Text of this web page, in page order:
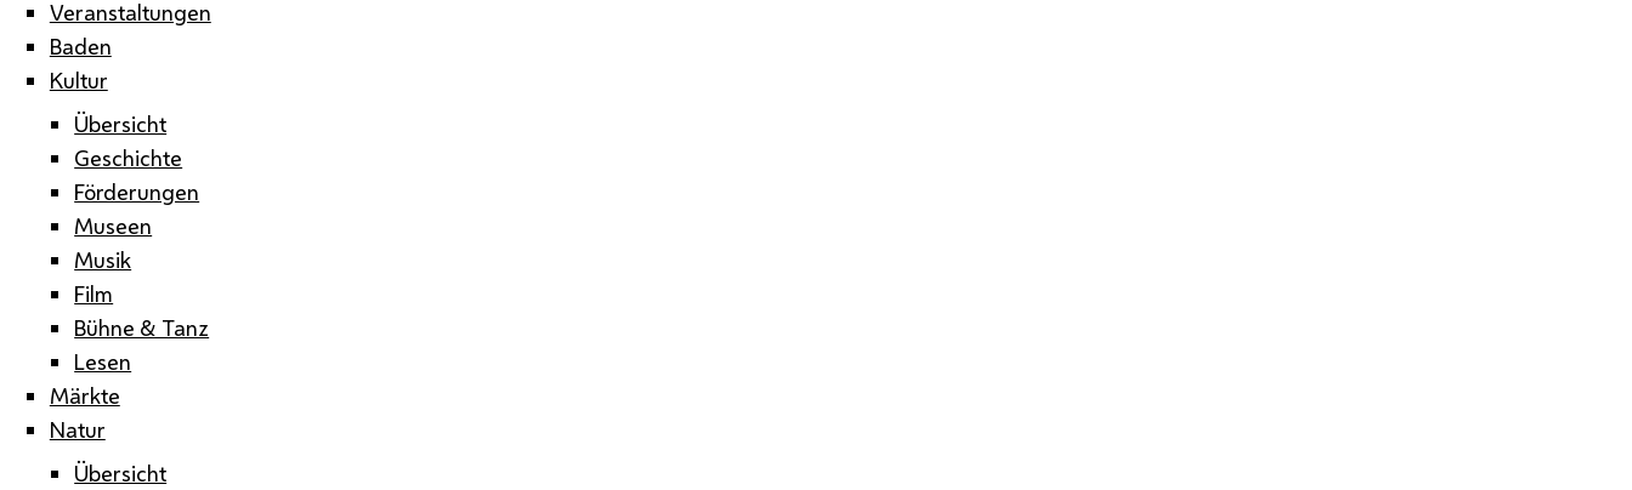
Veranstaltungen
Baden
Kultur
Übersicht
Geschichte
Förderungen
Museen
Musik
Film
Bühne & Tanz
Lesen
Märkte
Natur
Übersicht